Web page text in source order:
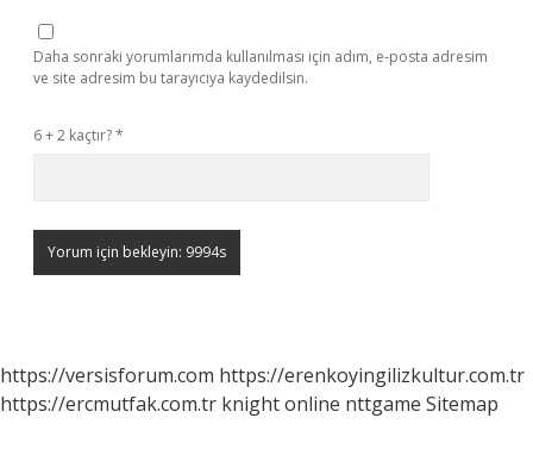
Daha sonraki yorumlarımda kullanılması için adım, e-posta adresim
ve site adresim bu tarayıcıya kaydedilsin.
6 + 2 kaçtır?*
https://versisforum.com https://erenkoyingilizkultur.com.tr
https://ercmutfak.com.tr knight online nttgame Sitemap